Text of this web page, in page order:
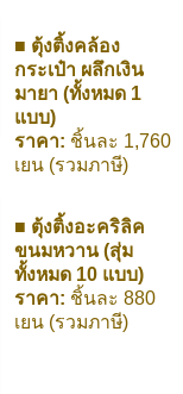
■ ตุ้งติ้งคล้อง
กระเป๋า ผลึกเงิน
มายา (ทั้งหมด 1
แบบ)
ราคา: ชิ้นละ 1,760
เยน (รวมภาษี)
■ ตุ้งติ้งอะคริลิค
ขนมหวาน (สุ่ม
ทั้งหมด 10 แบบ)
ราคา: ชิ้นละ 880
เยน (รวมภาษี)